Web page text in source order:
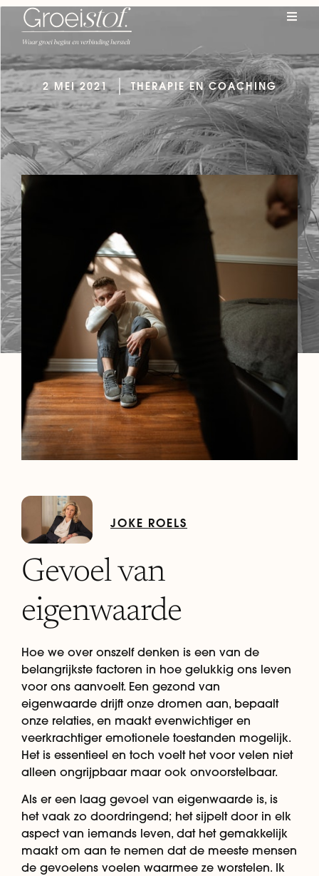
2 MEI 2021 THERAPIE EN COACHING
JOKE ROELS
Gevoel van
eigenwaarde
Hoe we over onszelf denken is een van de
belangrijkste factoren in hoe gelukkig ons leven
voor ons aanvoelt. Een gezond van
eigenwaarde drijft onze dromen aan, bepaalt
onze relaties, en maakt evenwichtiger en
veerkrachtiger emotionele toestanden mogelijk.
Het is essentieel en toch voelt het voor velen niet
alleen ongrijpbaar maar ook onvoorstelbaar.
Als er een laag gevoel van eigenwaarde is, is
het vaak zo doordringend; het sijpelt door in elk
aspect van iemands leven, dat het gemakkelijk
maakt om aan te nemen dat de meeste mensen
de gevoelens voelen waarmee ze worstelen. Ik